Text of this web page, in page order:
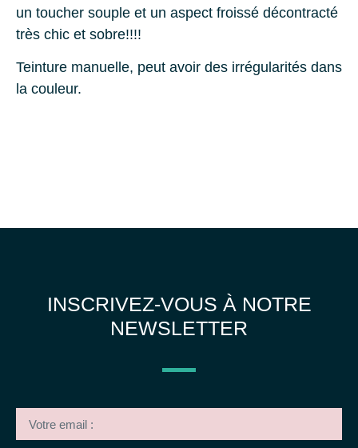
un toucher souple et un aspect froissé décontracté
très chic et sobre!!!!
Teinture manuelle, peut avoir des irrégularités dans
la couleur.
INSCRIVEZ-VOUS À NOTRE
NEWSLETTER